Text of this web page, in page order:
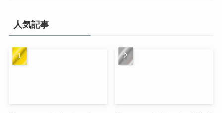
人気記事